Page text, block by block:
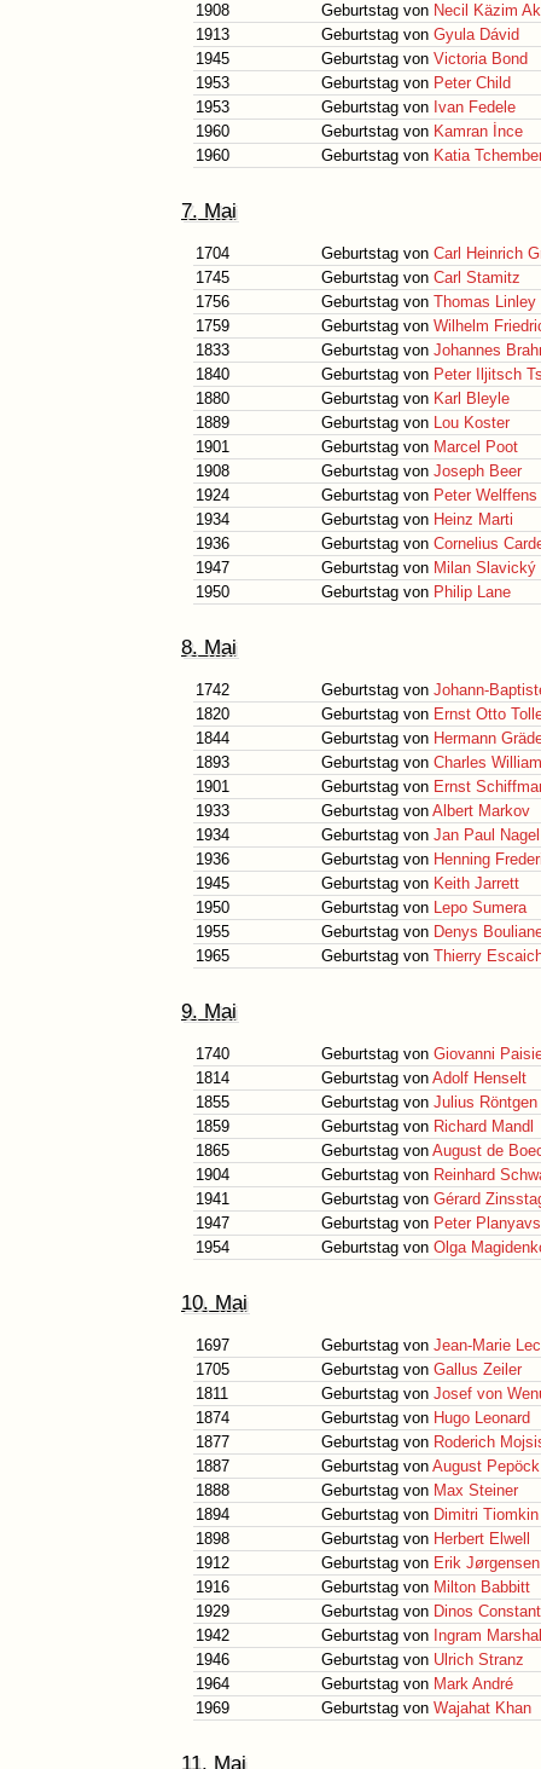
1908
Geburtstag von Necil Käzim
1913
Geburtstag von Gyula Dávid
1945
Geburtstag von Victoria Bond
1953
Geburtstag von Peter Child
1953
Geburtstag von Ivan Fedele
1960
Geburtstag von Kamran İnce
1960
Geburtstag von Katia
7. Mai
1704 Geburtstag von Carl Heinrich
1745
Geburtstag von Carl Stamitz
1756
Geburtstag von Thomas Linley
1759
Geburtstag von Wilhelm
1833
Geburtstag von Johannes
1840
Geburtstag von Peter Iljitsch
1880
Geburtstag von Karl Bleyle
1889
Geburtstag von Lou Koster
1901
Geburtstag von Marcel Poot
1908
Geburtstag von Joseph Beer
1924
Geburtstag von Peter Welffens
1934
Geburtstag von Heinz Marti
1936
Geburtstag von Cornelius
1947
Geburtstag von Milan Slavický
1950
Geburtstag von Philip Lane
8. Mai
1742 Geburtstag von Johann-
1820
Geburtstag von Ernst Otto
1844
Geburtstag von Hermann
1893
Geburtstag von Charles
1901
Geburtstag von Ernst
1933
Geburtstag von Albert Markov
1934
Geburtstag von Jan Paul Nagel
1936
Geburtstag von Henning
1945
Geburtstag von Keith Jarrett
1950
Geburtstag von Lepo Sumera
1955
Geburtstag von Denys
1965
Geburtstag von Thierry
9. Mai
1740 Geburtstag von Giovanni
1814
Geburtstag von Adolf Henselt
1855
Geburtstag von Julius Röntgen
1859
Geburtstag von Richard Mandl
1865
Geburtstag von August de
1904
Geburtstag von Reinhard
1941
Geburtstag von Gérard
1947
Geburtstag von Peter
1954
Geburtstag von Olga
10. Mai
1697 Geburtstag von Jean-Marie
1705
Geburtstag von Gallus Zeiler
1811
Geburtstag von Josef von
1874
Geburtstag von Hugo Leonard
1877
Geburtstag von Roderich
1887
Geburtstag von August Pepöck
1888
Geburtstag von Max Steiner
1894
Geburtstag von Dimitri Tiomkin
1898
Geburtstag von Herbert Elwell
1912
Geburtstag von Erik Jørgensen
1916
Geburtstag von Milton Babbitt
1929
Geburtstag von Dinos
1942
Geburtstag von Ingram
1946
Geburtstag von Ulrich Stranz
1964
Geburtstag von Mark André
1969
Geburtstag von Wajahat Khan
11. Mai